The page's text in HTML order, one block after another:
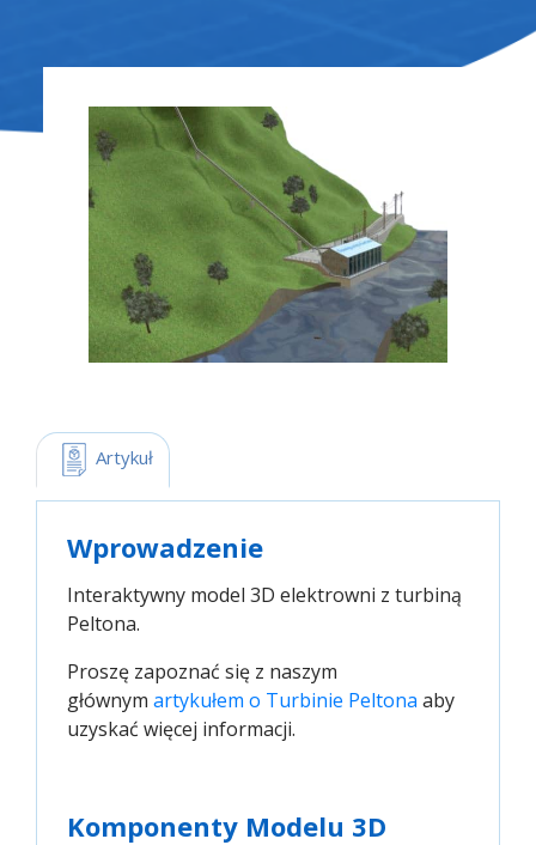
Artykuł
Wprowadzenie
Interaktywny model 3D elektrowni z turbiną
Peltona.
Proszę zapoznać się z naszym
głównym artykułem o Turbinie Peltona aby
uzyskać więcej informacji.
Komponenty Modelu 3D